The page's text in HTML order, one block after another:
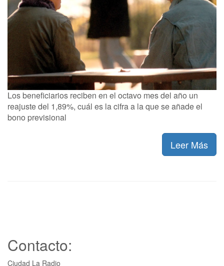
Los beneficiarios reciben en el octavo mes del año un
reajuste del 1,89%, cuál es la cifra a la que se añade el
bono previsional
Leer Más
Contacto:
Ciudad La Radio